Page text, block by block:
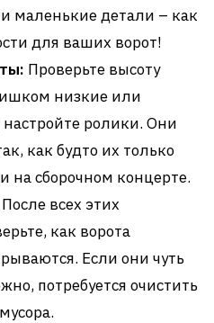
маленькие детали – как
для ваших ворот!
Проверьте высоту
низкие или
ролики. Они
как будто их только
на сборочном концерте.
После всех этих
как ворота
Если они чуть
потребуется очистить